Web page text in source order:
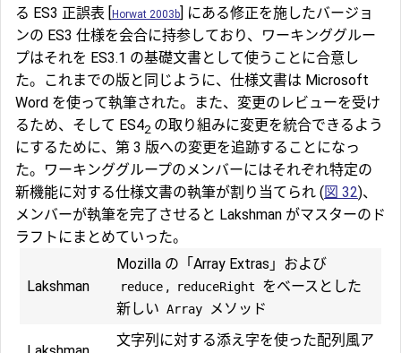
る ES3 正誤表 [Horwat 2003b] にある修正を施したバージョ
ンの ES3 仕様を会合に持参しており、ワーキンググルー
プはそれを ES3.1 の基礎文書として使うことに合意し
た。これまでの版と同じように、仕様文書は Microsoft
Word を使って執筆された。また、変更のレビューを受け
るため、そして ES42 の取り組みに変更を統合できるよう
にするために、第 3 版への変更を追跡することになっ
た。ワーキンググループのメンバーにはそれぞれ特定の
新機能に対する仕様文書の執筆が割り当てられ (図 32)、
メンバーが執筆を完了させると Lakshman がマスターのド
ラフトにまとめていった。
Lakshman
Mozilla の「Array Extras」および
reduce , reduceRight
をベースとした
新しい Array メソッド
文字列に対する添え字を使った配列風ア